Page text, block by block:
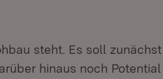
steht. Es soll zunächst
hinaus noch Potential